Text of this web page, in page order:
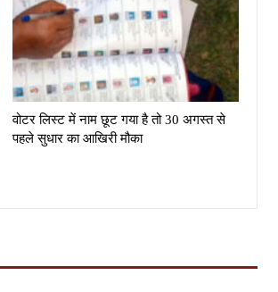
वोटर लिस्ट में नाम छूट गया है तो 30 अगस्त से
पहले सुधार का आखिरी मौका